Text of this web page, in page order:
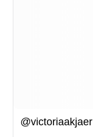
@victoriaakjaer